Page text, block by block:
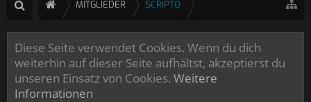
MITGLIEDER 5CRIPTO
Diese Seite verwendet Cookies. Wenn du dich
weiterhin auf dieser Seite aufhältst, akzeptierst du
unseren Einsatz von Cookies. Weitere
Informationen